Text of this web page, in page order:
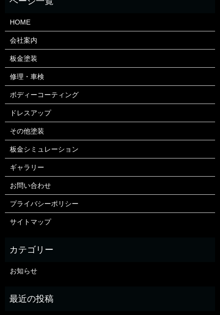
HOME
会社案内
板金塗装
修理・車検
ボディーコーティング
ドレスアップ
その他塗装
板金シミュレーション
ギャラリー
お問い合わせ
プライバシーポリシー
サイトマップ
お知らせ